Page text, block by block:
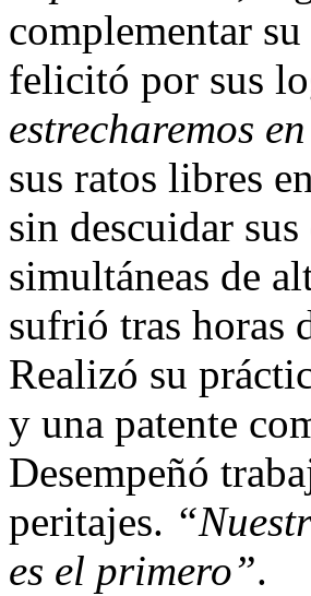
complementar
felicitó por sus
estrecharemos
sus ratos libres
sin descuidar
simultáneas de
sufrió tras horas
Realizó su
y una patente
Desempeñó
peritajes.
es el primero”.